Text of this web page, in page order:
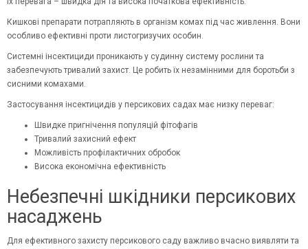
Кишкові препарати потрапляють в організм комах під час живлення. Вони
особливо ефективні проти листогризучих особин.
Системні інсектициди проникають у судинну систему рослини та
забезпечують тривалий захист. Це робить їх незамінними для боротьби з
сисними комахами.
Застосування інсектицидів у персикових садах має низку переваг:
Швидке пригнічення популяцій фітофагів
Тривалий захисний ефект
Можливість профілактичних обробок
Висока економічна ефективність
Небезпечні шкідники персикових
насаджень
Для ефективного захисту персикового саду важливо вчасно виявляти та